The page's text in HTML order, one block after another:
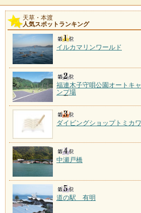
天草・本渡
人気スポットランキング
イルカマリンワールド
福連木子守唄公園オートキャ
ンプ場
ダイビングショップトミカワ
中瀬戸橋
道の駅 有明